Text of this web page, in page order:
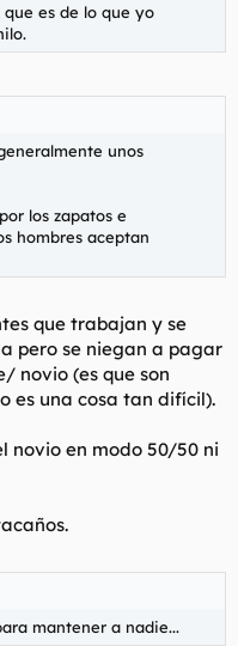
es de lo que yo
unos
los zapatos e
hombres aceptan
que trabajan y se
pero se niegan a pagar
novio (es que son
es una cosa tan difícil).
novio en modo 50/50 ni
mantener a nadie...